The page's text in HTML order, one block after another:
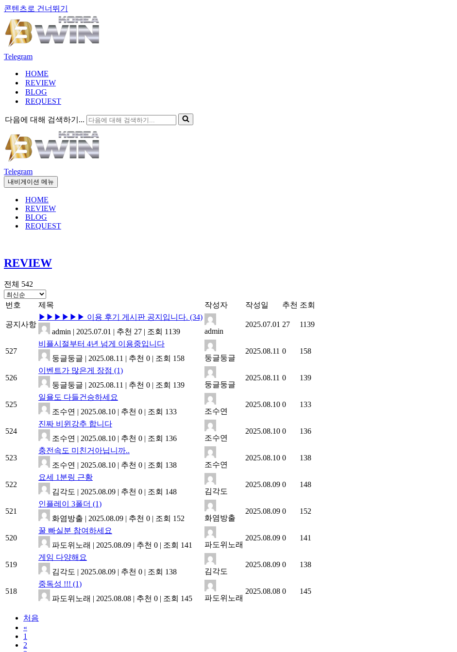
콘텐츠로 건너뛰기
Telegram
HOME
REVIEW
BLOG
REQUEST
다음에 대해 검색하기...
Telegram
내비게이션 메뉴
HOME
REVIEW
BLOG
REQUEST
REVIEW
전체 542
번호 제목 작성자 작성일 추천 조회
공지사항
▶▶▶▶▶▶ 이용 후기 게시판 공지입니다. (34)
admin | 2025.07.01 | 추천 27 | 조회 1139 admin
2025.07.01 27 1139
527
비플시절부터 4년 넘게 이용중입니다
둥글둥글 | 2025.08.11 | 추천 0 | 조회 158 둥글둥글
2025.08.11 0 158
526
이벤트가 많은게 장점 (1)
둥글둥글 | 2025.08.11 | 추천 0 | 조회 139 둥글둥글
2025.08.11 0 139
525
일욜도 다들건승하세요
조수연 | 2025.08.10 | 추천 0 | 조회 133 조수연
2025.08.10 0 133
524
진짜 비윈강추 합니다
조수연 | 2025.08.10 | 추천 0 | 조회 136 조수연
2025.08.10 0 136
523
충전속도 미친거아닙니까..
조수연 | 2025.08.10 | 추천 0 | 조회 138 조수연
2025.08.10 0 138
522
요세 1분링 근황
김각도 | 2025.08.09 | 추천 0 | 조회 148 김각도
2025.08.09 0 148
521
인플레이 3폴더 (1)
화염방출 | 2025.08.09 | 추천 0 | 조회 152 화염방출
2025.08.09 0 152
520
꿀 빠실분 참여하세요
파도위노래 | 2025.08.09 | 추천 0 | 조회 141 파도위노래
2025.08.09 0 141
519
게임 다양해요
김각도 | 2025.08.09 | 추천 0 | 조회 138 김각도
2025.08.09 0 138
518
중독성 !!! (1)
파도위노래 | 2025.08.08 | 추천 0 | 조회 145 파도위노래
2025.08.08 0 145
처음
«
1
2